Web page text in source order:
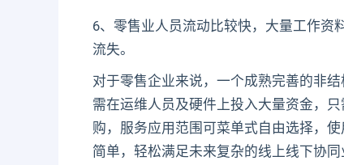
6、零售业人员流动比较快，大量工作资
流失。
对于零售企业来说，一个成熟完善的非
需在运维人员及硬件上投入大量资金，
购，服务应用范围可菜单式自由选择，
简单，轻松满足未来复杂的线上线下协